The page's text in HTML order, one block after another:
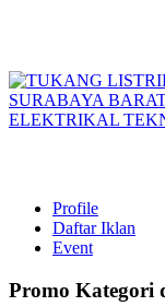
Profile
Daftar Iklan
Event
Promo Kategori